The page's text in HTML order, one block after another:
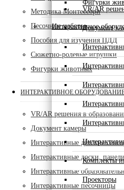
Фигурки
Интерактивное
VR/AR
Документ
Комплекты
Проекторы
Методика Монтессори
Песочные наборы
Пособия для изучения ПДД
Сюжетно-ролевые игрушки
Фигурки животных
ИНТЕРАКТИВНОЕ
VR/AR решения в
Документ камеры
Интерактивные детские
Интерактивные доски,
Интерактивные
Интерактивные песочницы